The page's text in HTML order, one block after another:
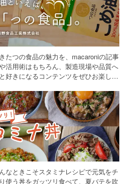
たつの食品の魅力を、macaroniの記事
活用術はもちろん、製造現場や品質へ
好きになるコンテンツをぜひお楽しみ
なときこそスタミナレシピで元気をチ
使う丼をガッツリ食べて、夏バテを吹